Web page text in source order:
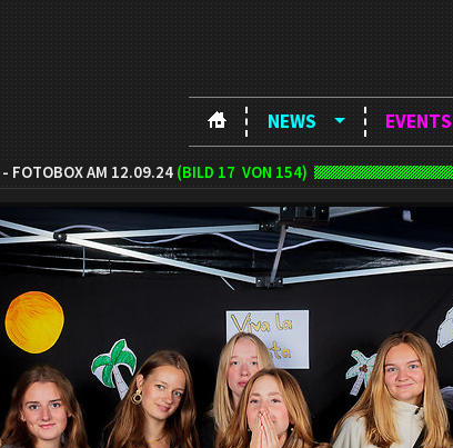
NEWS EVENTS
- FOTOBOX AM 12.09.24 (BILD 17 VON 154)